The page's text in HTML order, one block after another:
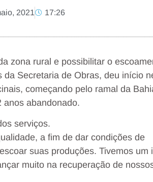
2021 17:26
zona rural e possibilitar o
Secretaria de Obras, deu início
começando pelo ramal da
anos abandonado.
serviços.
a fim de dar condições de
suas produções. Tivemos um
muito na recuperação de